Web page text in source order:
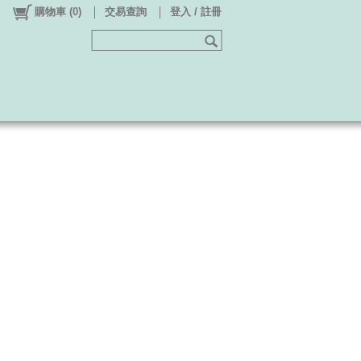
購物車 (0) 交易查詢 登入 / 註冊